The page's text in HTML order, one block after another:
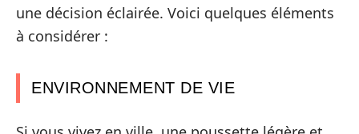
une décision éclairée. Voici quelques éléments
à considérer :
ENVIRONNEMENT DE VIE